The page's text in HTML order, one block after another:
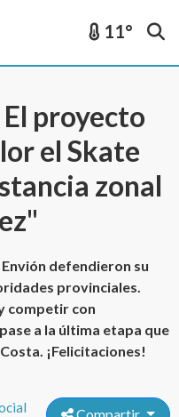
11°
proyecto
el Skate
zonal
defendieron su
provinciales.
competir con
a la última etapa que
¡Felicitaciones!